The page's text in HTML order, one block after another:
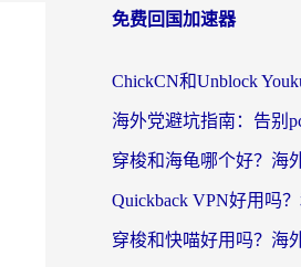
免费回国加速器